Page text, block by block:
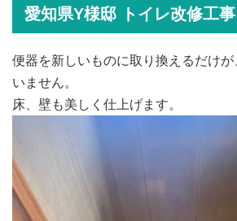
愛知県Y様邸 トイレ改修工事
便器を新しいものに取り換えるだけ
いません。
床、壁も美しく仕上げます。